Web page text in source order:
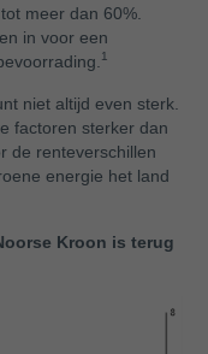
meer dan 60%.
in voor een
1
niet altijd even sterk.
factoren sterker dan
de renteverschillen
energie het land
Kroon is terug